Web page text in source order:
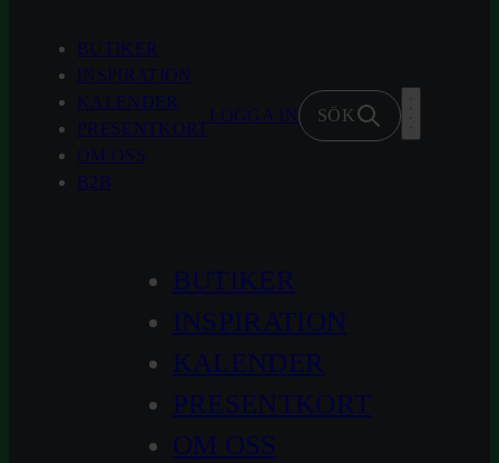
BUTIKER
INSPIRATION
KALENDER
PRESENTKORT
OM OSS
B2B
LOGGA IN SÖK
BUTIKER
INSPIRATION
KALENDER
PRESENTKORT
OM OSS